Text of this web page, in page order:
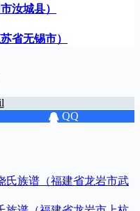
汝城县）
省无锡市）
QQ
氏族谱（福建省龙岩市武